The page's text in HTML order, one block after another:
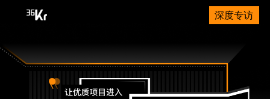
深度专访